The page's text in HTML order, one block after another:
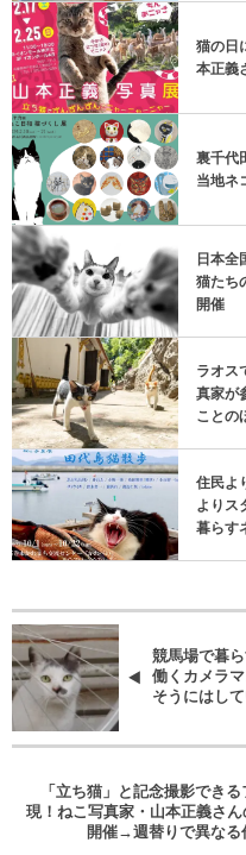
猫の日
本正義
裏千
当地ネ
日本全
猫たち
開催
ラオス
真家が
ことの
住民よ
よりス
暮らす
競馬場で暮
働くカメラ
そうにはし
「立ち猫」と記念撮影でき
現！ねこ写真家・山本正義さ
開催→週替りで異なる